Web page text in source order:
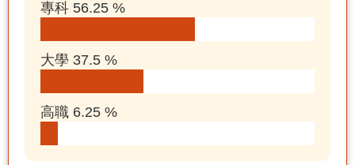
專科 56.25 %
大學 37.5 %
高職 6.25 %